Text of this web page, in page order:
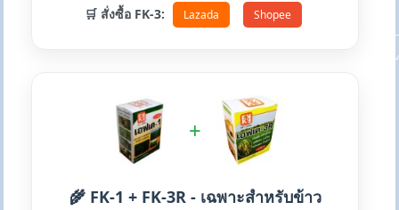
🛒 สั่งซื้อ FK-3: Lazada Shopee
+
🌾 FK-1 + FK-3R - เฉพาะสำหรับข้าว